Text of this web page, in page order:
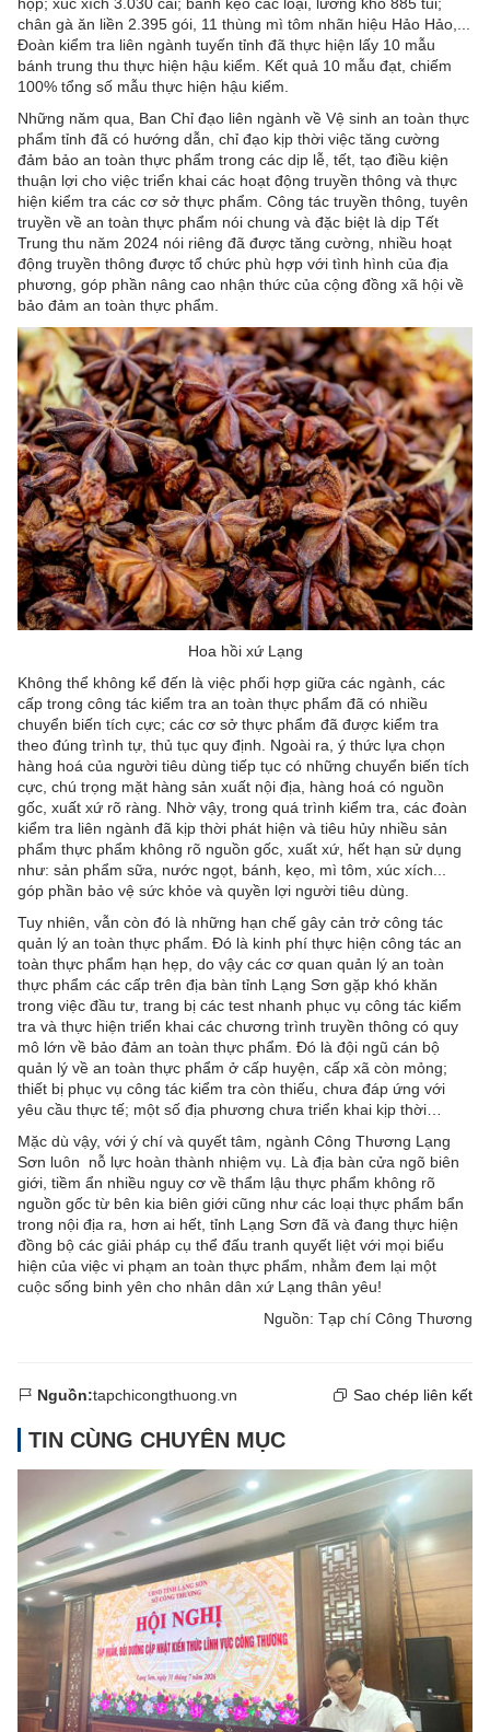
chân gà ăn liền 2.395 gói, 11 thùng mì tôm nhãn hiệu Hảo Hảo,...
Đoàn kiểm tra liên ngành tuyến tỉnh đã thực hiện lấy 10 mẫu
bánh trung thu thực hiện hậu kiểm. Kết quả 10 mẫu đạt, chiếm
100% tổng số mẫu thực hiện hậu kiểm.
Những năm qua, Ban Chỉ đạo liên ngành về Vệ sinh an toàn thực
phẩm tỉnh đã có hướng dẫn, chỉ đạo kịp thời việc tăng cường
đảm bảo an toàn thực phẩm trong các dịp lễ, tết, tạo điều kiện
thuận lợi cho việc triển khai các hoạt động truyền thông và thực
hiện kiểm tra các cơ sở thực phẩm. Công tác truyền thông, tuyên
truyền về an toàn thực phẩm nói chung và đặc biệt là dịp Tết
Trung thu năm 2024 nói riêng đã được tăng cường, nhiều hoạt
động truyền thông được tổ chức phù hợp với tình hình của địa
phương, góp phần nâng cao nhận thức của cộng đồng xã hội về
bảo đảm an toàn thực phẩm.
Hoa hồi xứ Lạng
Không thể không kể đến là việc phối hợp giữa các ngành, các
cấp trong công tác kiểm tra an toàn thực phẩm đã có nhiều
chuyển biến tích cực; các cơ sở thực phẩm đã được kiểm tra
theo đúng trình tự, thủ tục quy định. Ngoài ra, ý thức lựa chọn
hàng hoá của người tiêu dùng tiếp tục có những chuyển biến tích
cực, chú trọng mặt hàng sản xuất nội địa, hàng hoá có nguồn
gốc, xuất xứ rõ ràng. Nhờ vậy, trong quá trình kiểm tra, các đoàn
kiểm tra liên ngành đã kịp thời phát hiện và tiêu hủy nhiều sản
phẩm thực phẩm không rõ nguồn gốc, xuất xứ, hết hạn sử dụng
như: sản phẩm sữa, nước ngọt, bánh, kẹo, mì tôm, xúc xích...
góp phần bảo vệ sức khỏe và quyền lợi người tiêu dùng.
Tuy nhiên, vẫn còn đó là những hạn chế gây cản trở công tác
quản lý an toàn thực phẩm. Đó là kinh phí thực hiện công tác an
toàn thực phẩm hạn hẹp, do vậy các cơ quan quản lý an toàn
thực phẩm các cấp trên địa bàn tỉnh Lạng Sơn gặp khó khăn
trong việc đầu tư, trang bị các test nhanh phục vụ công tác kiểm
tra và thực hiện triển khai các chương trình truyền thông có quy
mô lớn về bảo đảm an toàn thực phẩm. Đó là đội ngũ cán bộ
quản lý về an toàn thực phẩm ở cấp huyện, cấp xã còn mỏng;
thiết bị phục vụ công tác kiểm tra còn thiếu, chưa đáp ứng với
yêu cầu thực tế; một số địa phương chưa triển khai kịp thời…
Mặc dù vậy, với ý chí và quyết tâm, ngành Công Thương Lạng
Sơn luôn nỗ lực hoàn thành nhiệm vụ. Là địa bàn cửa ngõ biên
giới, tiềm ẩn nhiều nguy cơ về thẩm lậu thực phẩm không rõ
nguồn gốc từ bên kia biên giới cũng như các loại thực phẩm bẩn
trong nội địa ra, hơn ai hết, tỉnh Lạng Sơn đã và đang thực hiện
đồng bộ các giải pháp cụ thể đấu tranh quyết liệt với mọi biểu
hiện của việc vi phạm an toàn thực phẩm, nhằm đem lại một
cuộc sống binh yên cho nhân dân xứ Lạng thân yêu!
Nguồn: Tạp chí Công Thương
Nguồn:tapchicongthuong.vn Sao chép liên kết
TIN CÙNG CHUYÊN MỤC